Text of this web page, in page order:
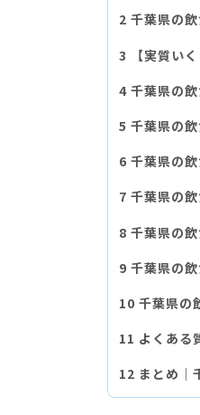
千葉県の
【実質い
千葉県の
千葉県の
千葉県の
千葉県の
千葉県の
千葉県の
千葉県の
よくある
まとめ｜